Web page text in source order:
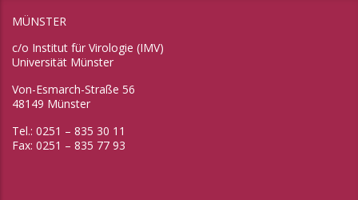
MÜNSTER
c/o Institut für Virologie (IMV)
Universität Münster
Von-Esmarch-Straße 56
48149 Münster
Tel.: 0251 – 835 30 11
Fax: 0251 – 835 77 93